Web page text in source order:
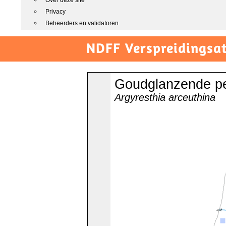
Privacy
Beheerders en validatoren
NDFF